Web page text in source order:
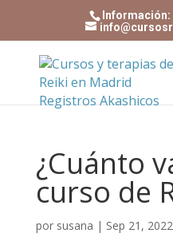
Información:
¿Cuánto
curso de
por susana | Sep 21, 2022